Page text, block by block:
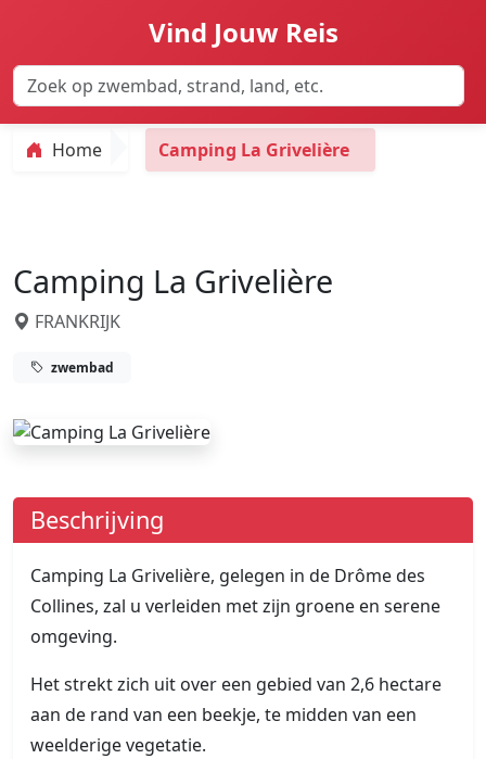
Vind Jouw Reis
Home Camping La Grivelière
Camping La Grivelière
FRANKRIJK
zwembad
Beschrijving
Camping La Grivelière, gelegen in de Drôme des
Collines, zal u verleiden met zijn groene en serene
omgeving.
Het strekt zich uit over een gebied van 2,6 hectare
aan de rand van een beekje, te midden van een
weelderige vegetatie.